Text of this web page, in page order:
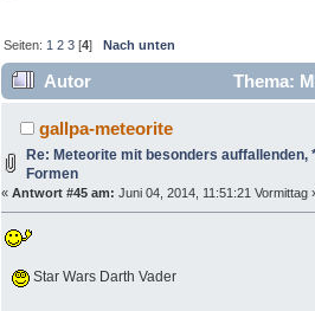
Seiten: 1 2 3 [4]Nach unten
Autor
Thema:
auffallenden, *natürlichen*
(Gelesen 18601 mal)
gallpa-meteorite
Re: Meteorite mit besonders
Formen
« Antwort #45 am: Juni 04, 2014, 11:51:21 Vormittag
Star Wars Darth Vader